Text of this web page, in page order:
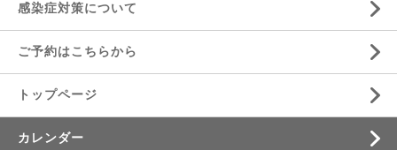
感染症対策について
ご予約はこちらから
トップページ
カレンダー